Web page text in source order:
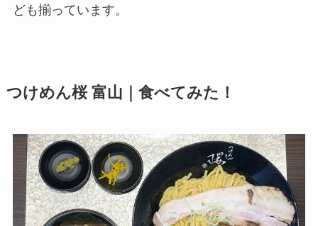
ども揃っています。
つけめん桜 富山｜食べてみた！